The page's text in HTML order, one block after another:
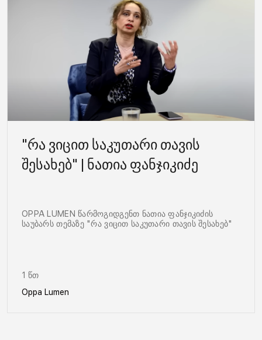
"რა ვიცით საკუთარი თავის
შესახებ" | ნათია ფანჯიკიძე
OPPA LUMEN წარმოგიდგენთ ნათია ფანჯიკიძის
საუბარს თემაზე "რა ვიცით საკუთარი თავის შესახებ"
1 წთ
Oppa Lumen